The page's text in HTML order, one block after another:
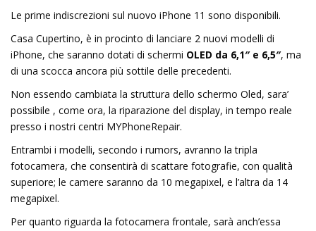
Le prime indiscrezioni sul nuovo iPhone 11 sono disponibili.
Casa Cupertino, è in procinto di lanciare 2 nuovi modelli di
iPhone, che saranno dotati di schermi OLED da 6,1″ e 6,5″, ma
di una scocca ancora più sottile delle precedenti.
Non essendo cambiata la struttura dello schermo Oled, sara’
possibile , come ora, la riparazione del display, in tempo reale
presso i nostri centri MYPhoneRepair.
Entrambi i modelli, secondo i rumors, avranno la tripla
fotocamera, che consentirà di scattare fotografie, con qualità
superiore; le camere saranno da 10 megapixel, e l’altra da 14
megapixel.
Per quanto riguarda la fotocamera frontale, sarà anch’essa